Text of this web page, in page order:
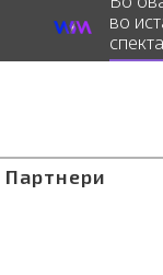
во
Партнери